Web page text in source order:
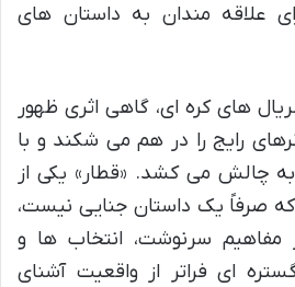
علاقه مندان به داستان های
های کره ای، گاهی اثری ظهور
رایج را در هم می شکند و با
به چالش می کشد. «قطار» یکی از
که صرفاً یک داستان جنایی نیست،
مفاهیم سرنوشت، انتخاب ها و
ای فراتر از واقعیت آشنای